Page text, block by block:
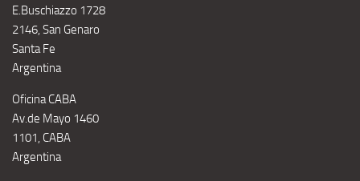
E.Buschiazzo 1728
2146, San Genaro
Santa Fe
Argentina
Oficina CABA
Av.de Mayo 1460
1101, CABA
Argentina